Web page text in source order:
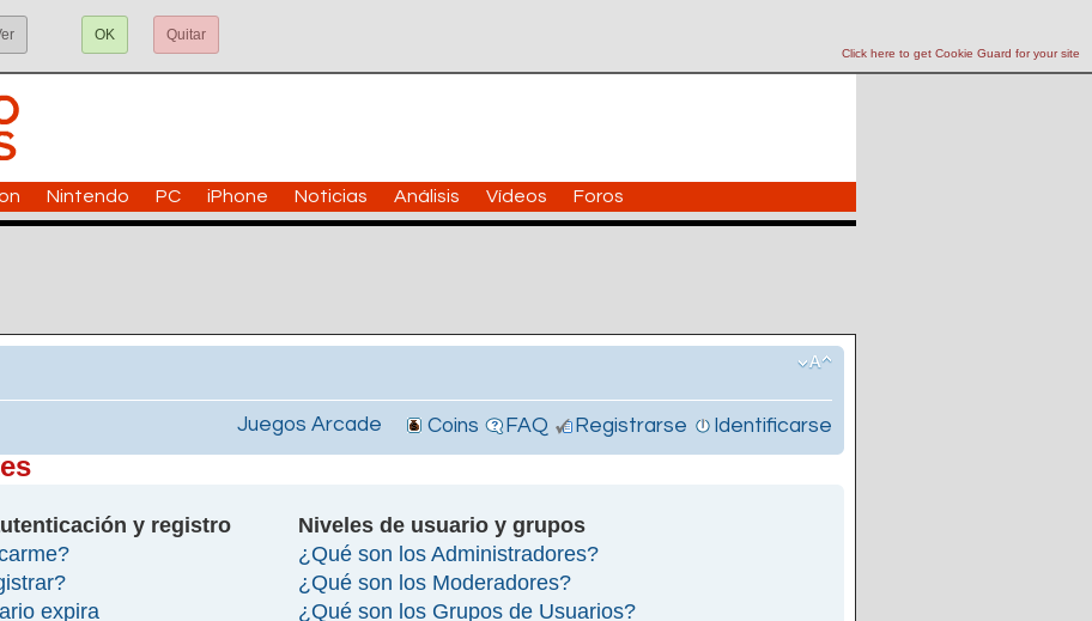
Click here to get Cookie Guard for your site
OK Quitar
Nintendo PC iPhone Noticias Análisis Vídeos Foros
Juegos Arcade Coins FAQ Registrarse Identificarse
y registro
expira
Niveles de usuario y grupos
¿Qué son los Administradores?
¿Qué son los Moderadores?
¿Qué son los Grupos de Usuarios?